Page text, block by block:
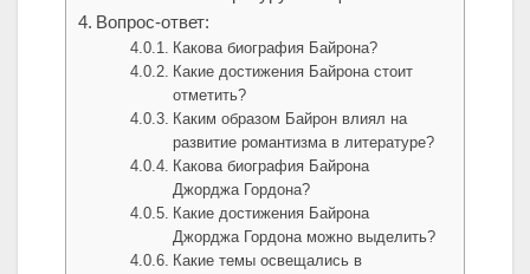
Вопрос-ответ:
Какова биография Байрона?
Какие достижения Байрона стоит
отметить?
Каким образом Байрон влиял на
развитие романтизма в литературе?
Какова биография Байрона
Джорджа Гордона?
Какие достижения Байрона
Джорджа Гордона можно выделить?
Какие темы освещались в